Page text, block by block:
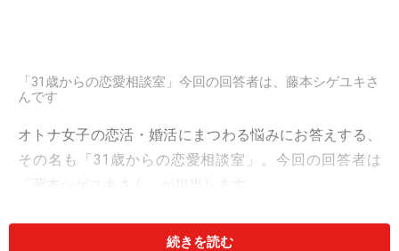
「31歳からの恋愛相談室」今回の回答者は、藤本シゲユキさ
んです
オトナ女子の恋活・婚活にまつわる悩みにお答えする、
その名も「31歳からの恋愛相談室」。今回の回答者は
「藤本シゲユキさん」が担当します。
■藤本シゲユキさんプロフィール
続きを読む